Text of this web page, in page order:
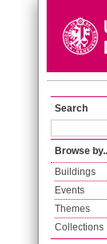
Search
Browse
Buildings
Events
Themes
Collections